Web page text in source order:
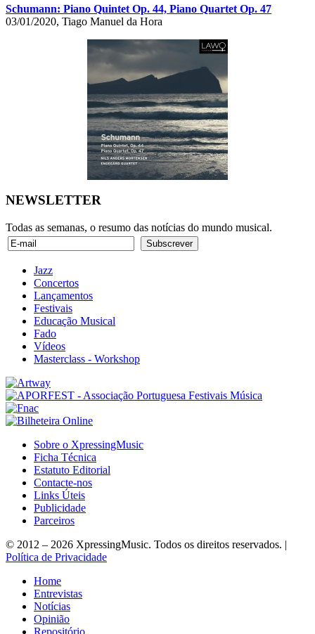
Schumann: Piano Quintet Op. 44, Piano Quartet Op. 47
03/01/2020, Tiago Manuel da Hora
NEWSLETTER
Todas as semanas, o resumo das notícias do mundo musical.
Jazz
Concertos
Lançamentos
Festivais
Educação Musical
Fado
Vídeos
Masterclass - Workshop
Sobre o XpressingMusic
Ficha Técnica
Estatuto Editorial
Contacte-nos
Links Úteis
Publicidade
Parceiros
© 2012 – 2026 XpressingMusic. Todos os direitos reservados. |
Política de Privacidade
Home
Entrevistas
Notícias
Opinião